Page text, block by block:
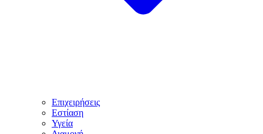
Επιχειρήσεις
Εστίαση
Υγεία